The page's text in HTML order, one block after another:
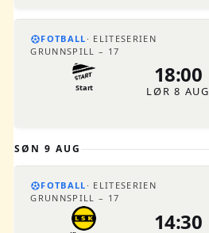
FOTBALL
ELITESERIEN
GRUNNSPILL – 17
Start
18:00
LØR 8 AUG
SØN 9 AUG
FOTBALL
ELITESERIEN
GRUNNSPILL – 17
14:30